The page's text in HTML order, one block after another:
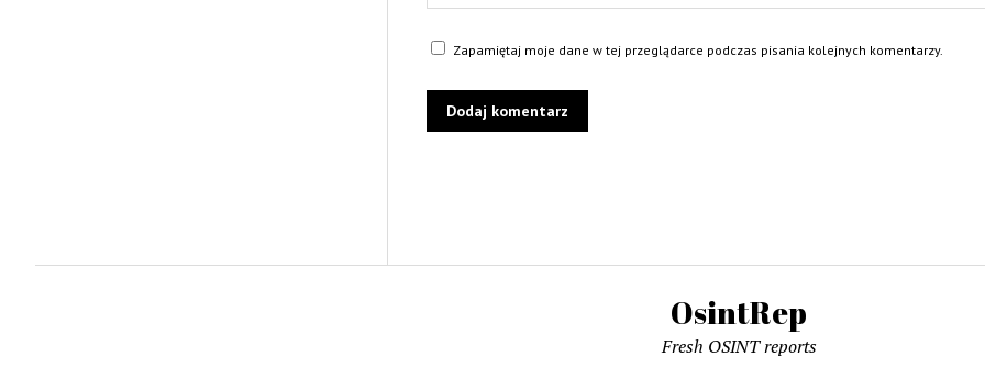
Zapamiętaj moje dane w tej przeglądarce podczas pisania kolejnych komentarzy.
OsintRep
Fresh OSINT reports